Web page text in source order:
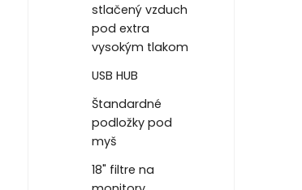
stlačený vzduch
pod extra
vysokým tlakom
USB HUB
Štandardné
podložky pod
myš
18" filtre na